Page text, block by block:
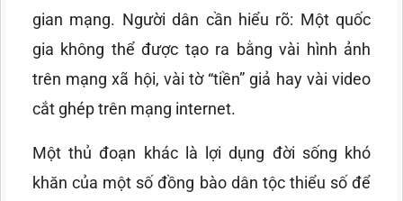
gian mạng. Người dân cần hiểu rõ: Một quốc
gia không thể được tạo ra bằng vài hình ảnh
trên mạng xã hội, vài tờ “tiền” giả hay vài video
cắt ghép trên mạng internet.
Một thủ đoạn khác là lợi dụng đời sống khó
khăn của một số đồng bào dân tộc thiểu số để